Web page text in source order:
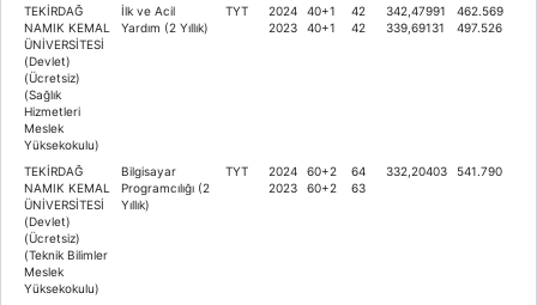
TEKİRDAĞ
NAMIK KEMAL
ÜNİVERSİTESİ
(Devlet)
(Ücretsiz)
(Sağlık
Hizmetleri
Meslek
Yüksekokulu)
İlk ve Acil
Yardım (2 Yıllık)
TYT
2024
2023
40+1
40+1
42
42
342,47991
339,69131
462.569
497.526
TEKİRDAĞ
NAMIK KEMAL
ÜNİVERSİTESİ
(Devlet)
(Ücretsiz)
(Teknik Bilimler
Meslek
Yüksekokulu)
Bilgisayar
Programcılığı (2
Yıllık)
TYT
2024
2023
60+2
60+2
64
63
332,20403 541.790